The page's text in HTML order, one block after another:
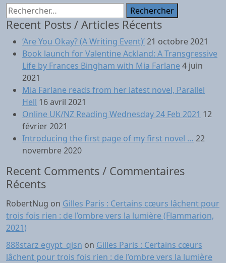
Rechercher :
Recent Posts / Articles Récents
‘Are You Okay? (A Writing Event)’21 octobre 2021
Book launch for Valentine Ackland: A Transgressive
Life by Frances Bingham with Mia Farlane 4 juin
2021
Mia Farlane reads from her latest novel, Parallel
Hell 16 avril 2021
Online UK/NZ Reading Wednesday 24 Feb 2021 12
février 2021
Introducing the first page of my first novel … 22
novembre 2020
Recent Comments / Commentaires
Récents
RobertNug on Gilles Paris : Certains cœurs lâchent pour
trois fois rien : de l’ombre vers la lumière (Flammarion,
2021)
888starz egypt_qjsn on Gilles Paris : Certains cœurs
lâchent pour trois fois rien : de l’ombre vers la lumière